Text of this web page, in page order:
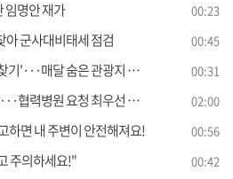
임명안 재가 00:23
군사대비태세 점검 00:45
'···매달 숨은 관광지 홍보 00:31
력병원 요청 최우선 진료 02:00
하면 내 주변이 안전해져요! 00:56
주의하세요!" 00:42